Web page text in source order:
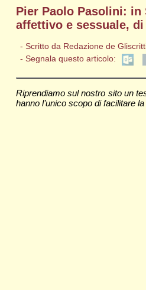
Pier Paolo Pasolini:
affettivo e sessuale,
- Scritto da Redazione de
- Segnala questo articolo:
Riprendiamo sul nostro sito un
hanno l’unico scopo di facilitare